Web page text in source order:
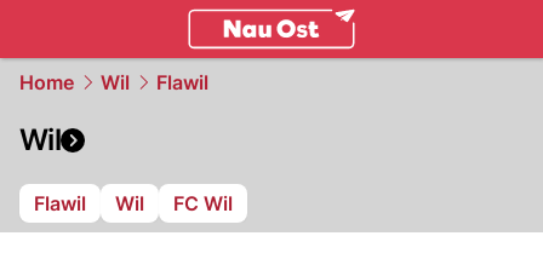
Home Wil Flawil
Wil
Flawil Wil FC Wil